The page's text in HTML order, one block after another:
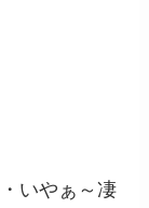
いやぁ～凄